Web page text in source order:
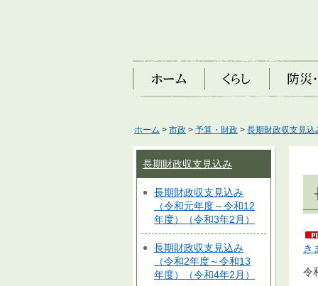
ホーム くらし 防災・安全
ホーム > 市政 > 予算・財政 > 長期財政収支見込
長期財政収支見込み
長期財政収支見込み
（令和元年度～令和12
年度）（令和3年2月）
長期財政収支見込み
（令和2年度～令和13
年度）（令和4年2月）
き
令